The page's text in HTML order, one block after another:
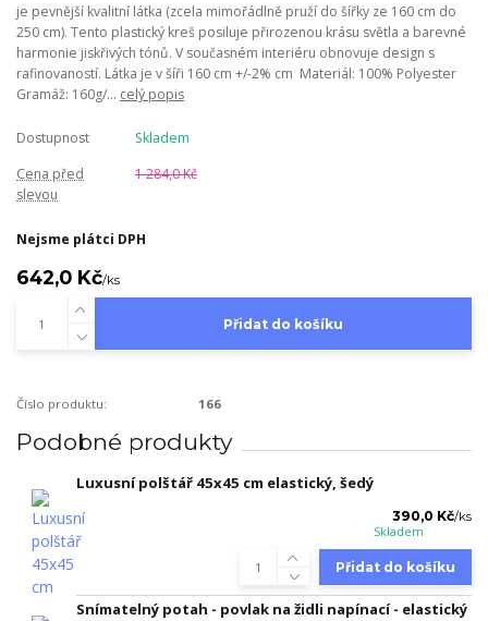
je pevnější kvalitní látka (zcela mimořádlně pruží do šířky ze 160 cm do
250 cm). Tento plastický kreš posiluje přirozenou krásu světla a barevné
harmonie jiskřivých tónů. V současném interiéru obnovuje design s
rafinovaností. Látka je v šíři 160 cm +/-2% cm Materiál: 100% Polyester
Gramáž: 160g/... celý popis
Dostupnost
Skladem
Cena před
slevou
1 284,0 Kč
Nejsme plátci DPH
642,0 Kč/ks
Přidat do košíku
Číslo produktu: 166
Podobné produkty
Luxusní polštář 45x45 cm elastický, šedý
390,0 Kč/ks
Skladem
Přidat do košíku
Snímatelný potah - povlak na židli napínací - elastický